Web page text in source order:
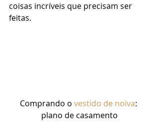
coisas incríveis que precisam ser
feitas.
Comprando o vestido de noiva:
plano de casamento